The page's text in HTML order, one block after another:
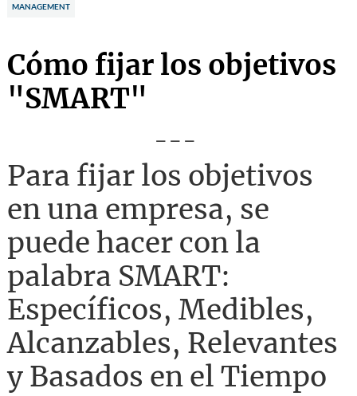
MANAGEMENT
Cómo fijar los objetivos
"SMART"
---
Para fijar los objetivos
en una empresa, se
puede hacer con la
palabra SMART:
Específicos, Medibles,
Alcanzables, Relevantes
y Basados en el Tiempo